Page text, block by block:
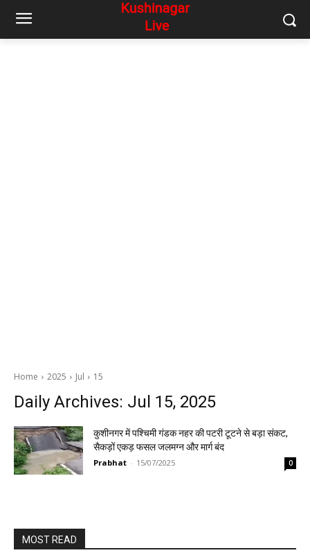
Home 2025 Jul 15
Daily Archives: Jul 15, 2025
कुशीनगर में पश्चिमी गंडक नहर की पटरी टूटने से बड़ा संकट,
सैकड़ों एकड़ फसल जलमग्न और मार्ग बंद
Prabhat - 15/07/2025 0
MOST READ